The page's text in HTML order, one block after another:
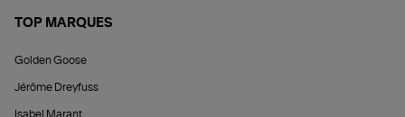
TOP MARQUES
Golden Goose
Jérôme Dreyfuss
Isabel Marant